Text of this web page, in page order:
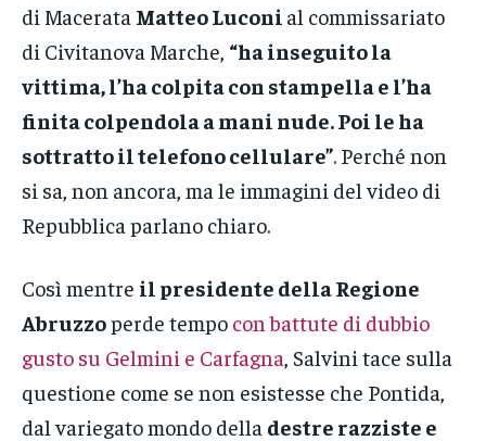
di Macerata Matteo Luconi al commissariato
di Civitanova Marche, “ha inseguito la
vittima, l’ha colpita con stampella e l’ha
finita colpendola a mani nude. Poi le ha
sottratto il telefono cellulare”. Perché non
si sa, non ancora, ma le immagini del video di
Repubblica parlano chiaro.
Così mentre il presidente della Regione
Abruzzoperde tempo con battute di dubbio
gusto su Gelmini e Carfagna , Salvini tace sulla
questione come se non esistesse che Pontida,
dal variegato mondo della destre razziste e